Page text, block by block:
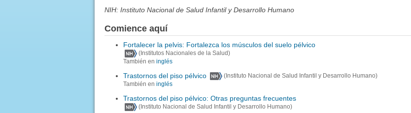
NIH: Instituto Nacional de Salud Infantil y Desarrollo Humano
Comience aquí
Fortalecer la pelvis: Fortalezca los músculos del suelo pélvico
(Institutos Nacionales de la Salud)
También en inglés
Trastornos del piso pélvico
(Instituto Nacional de Salud Infantil y Desarrollo Humano)
También en inglés
Trastornos del piso pélvico: Otras preguntas frecuentes
(Instituto Nacional de Salud Infantil y Desarrollo Humano)